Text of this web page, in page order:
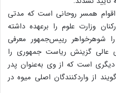
همسر روحانی است که مدتی
وزارت علوم را بر‌عهده داشته
شوهرخواهر رییس‌جمهور معرفی
عالی گزینش ریاست جمهوری را
است که از وی به‌عنوان پدر
از واردکنندگان اصلی میوه در